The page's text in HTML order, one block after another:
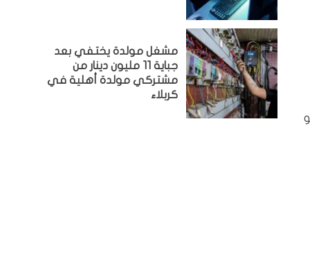
مشغل مولدة يختفي بعد
جباية 11 مليون دينار من
مشتركي مولدة أهلية في
كربلاء